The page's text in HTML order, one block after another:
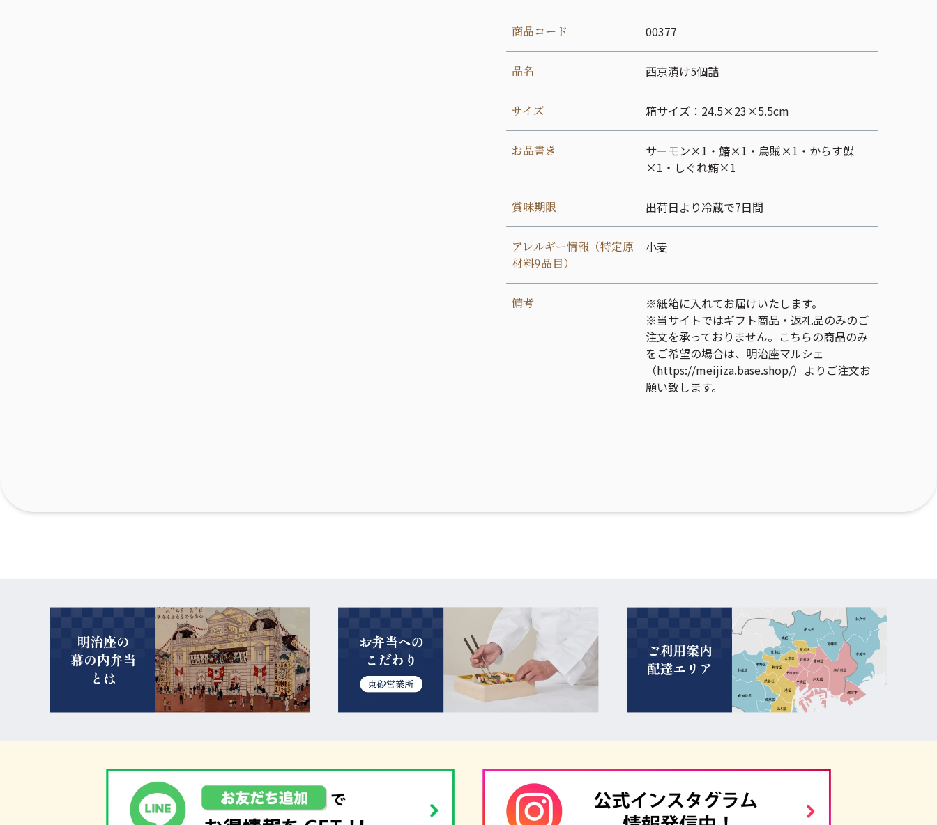
商品コード 00377
品名 西京漬け5個詰
サイズ 箱サイズ：24.5×23×5.5cm
お品書き
サーモン×1・鰆×1・烏賊×1・からす鰈
×1・しぐれ鮪×1
賞味期限 出荷日より冷蔵で7日間
アレルギー情報（特定原
材料9品目）
小麦
備考
※紙箱に入れてお届けいたします。
※当サイトではギフト商品・返礼品のみのご
注文を承っておりません。こちらの商品のみ
をご希望の場合は、明治座マルシェ
（https://meijiza.base.shop/）よりご注文お
願い致します。